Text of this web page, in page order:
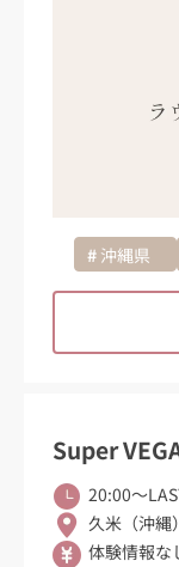
沖縄県
Super
20:00〜
久米（沖縄）
体験情報な